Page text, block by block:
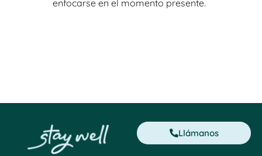
enfocarse en el momento presente.
Llámanos